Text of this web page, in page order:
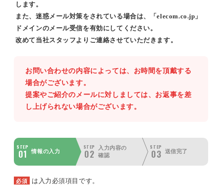
します。
また、迷惑メール対策をされている場合は、「elecom.co.jp」
ドメインのメール受信を有効にしてください。
改めて当社スタッフよりご連絡させていただきます。
お問い合わせの内容によっては、お時間を頂戴する
場合がございます。
提案やご紹介のメールに対しましては、お返事を差
し上げられない場合がございます。
STEP
01 情報の入力
STEP
02
入力内容の
確認
STEP
03 送信完了
必須 は入力必須項目です。